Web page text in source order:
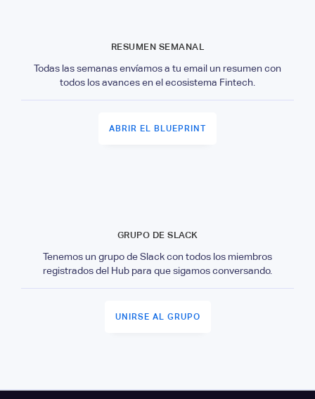
RESUMEN SEMANAL
Todas las semanas envíamos a tu email un resumen con
todos los avances en el ecosistema Fintech.
ABRIR EL BLUEPRINT
GRUPO DE SLACK
Tenemos un grupo de Slack con todos los miembros
registrados del Hub para que sigamos conversando.
UNIRSE AL GRUPO